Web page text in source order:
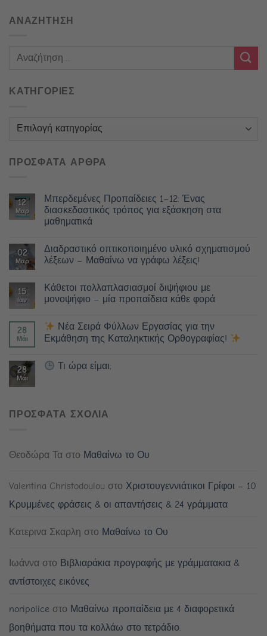
ΑΝΑΖΗΤΗΣΗ
ΚΑΤΗΓΟΡΙΕΣ
Κατηγορίες
ΠΡΟΣΦΑΤΑ ΑΡΘΡΑ
12
Μαρ
Μπερδεμένες Προπαίδειες 1–12: Ένας
διασκεδαστικός τρόπος για εξάσκηση στα
μαθηματικά
02
Μαρ
Διαδραστικό οπτικοποιημένο υλικό σχηματισμού
λέξεων – Μαθαίνω να γράφω λέξεις!
15
Ιαν
Κάθετοι πολλαπλασιασμοί διψήφιου με
μονοψήφιο – μία προπαίδεια κάθε φορά
28
Μάι
Νέα Σειρά Φύλλων Εργασίας για την
Εκμάθηση της Καταληκτικής Ορθογραφίας!
28
Μάι
Τι ώρα είμαι;
ΠΡΟΣΦΑΤΑ ΣΧΟΛΙΑ
Θεοδώρα Τα στο Μαθαίνω το Ου
Valentina Christodoulou στο Χριστουγεννιάτικοι Γρίφοι – 10
Κρυμμένες φράσεις & οι απαντήσεις & 24 γράμματα
Κατερινα Σκαρλη στο Μαθαίνω το Ου
Ιωάννα στο Βιβλιαράκια προγραφής με γράμματακια &
αντίστοιχες εικόνες
noripolice στο Μαθαίνω προπαίδεια με 4 διαφορετικά
βοηθήματα που τα κολλάω στο τετράδιο.